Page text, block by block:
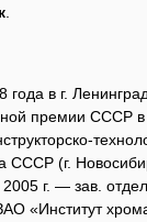
в г.
премии СССР в
СССР (г.
г. — зав.
«Институт